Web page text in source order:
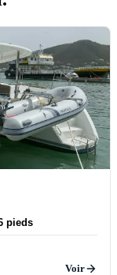
pieds
Voir